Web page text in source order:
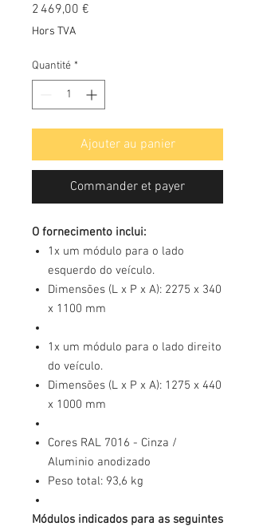
2 469,00 €
Hors TVA
Quantité *
Ajouter au panier
Commander et payer
O fornecimento inclui:
1x um módulo para o lado
esquerdo do veículo.
Dimensões (L x P x A): 2275 x 340
x 1100 mm
1x um módulo para o lado direito
do veículo.
Dimensões (L x P x A): 1275 x 440
x 1000 mm
Cores RAL 7016 - Cinza /
Aluminio anodizado
Peso total: 93,6 kg
Módulos indicados para as seguintes